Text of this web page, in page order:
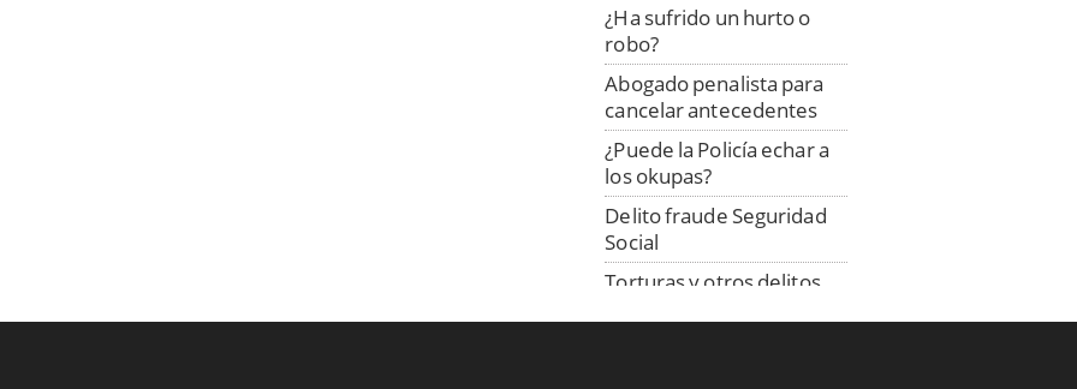
¿Ha sufrido un hurto o
robo?
Abogado penalista para
cancelar antecedentes
¿Puede la Policía echar a
los okupas?
Delito fraude Seguridad
Social
Torturas y otros delitos